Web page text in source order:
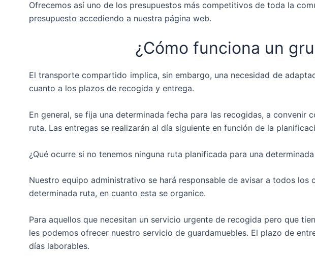
Ofrecemos así uno de los presupuestos más competitivos de toda la
presupuesto accediendo a nuestra página web.
¿Cómo funciona un
El transporte compartido implica, sin embargo, una necesidad de
cuanto a los plazos de recogida y entrega.
En general, se fija una determinada fecha para las recogidas, a convenir
ruta. Las entregas se realizarán al día siguiente en función de la
¿Qué ocurre si no tenemos ninguna ruta planificada para una
Nuestro equipo administrativo se hará responsable de avisar a todos los
determinada ruta, en cuanto esta se organice.
Para aquellos que necesitan un servicio urgente de recogida pero que
les podemos ofrecer nuestro servicio de guardamuebles. El plazo de
días laborables.